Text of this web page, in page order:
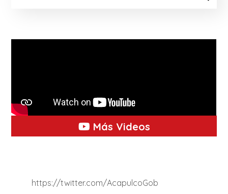
Más Videos
https://twitter.com/AcapulcoGob